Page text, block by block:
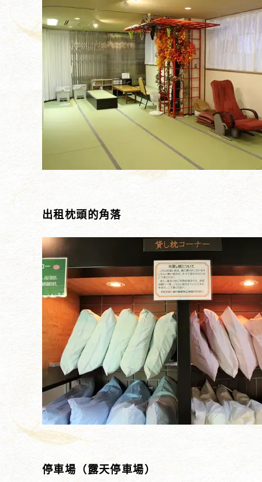
出租枕頭的角落
停車場（露天停車場）